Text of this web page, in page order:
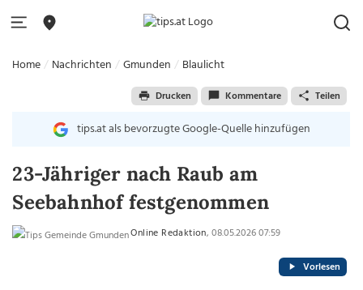
Home Nachrichten Gmunden Blaulicht
Drucken Kommentare Teilen
tips.at als bevorzugte Google-Quelle hinzufügen
23-Jähriger nach Raub am
Seebahnhof festgenommen
Online Redaktion, 08.05.2026 07:59
Vorlesen